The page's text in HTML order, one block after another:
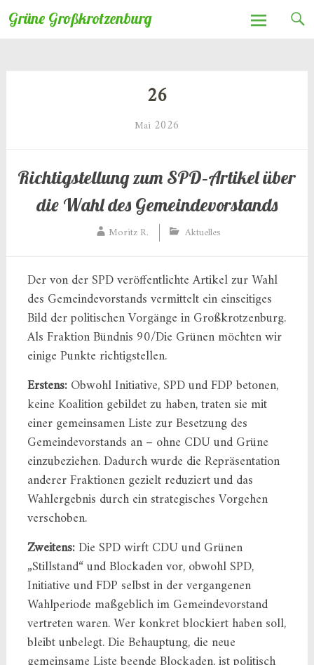
Zum
Inhalt
Grüne Großkrotzenburg
26
Mai 2026
Richtigstellung zum SPD‑Artikel über
die Wahl des Gemeindevorstands
Moritz R. Aktuelles
Der von der SPD veröffentlichte Artikel zur Wahl
des Gemeindevorstands vermittelt ein einseitiges
Bild der politischen Vorgänge in Großkrotzenburg.
Als Fraktion Bündnis 90/Die Grünen möchten wir
einige Punkte richtigstellen.
Erstens:Obwohl Initiative, SPD und FDP betonen,
keine Koalition gebildet zu haben, traten sie mit
einer gemeinsamen Liste zur Besetzung des
Gemeindevorstands an – ohne CDU und Grüne
einzubeziehen. Dadurch wurde die Repräsentation
anderer Fraktionen gezielt reduziert und das
Wahlergebnis durch ein strategisches Vorgehen
verschoben.
Zweitens:Die SPD wirft CDU und Grünen
„Stillstand“ und Blockaden vor, obwohl SPD,
Initiative und FDP selbst in der vergangenen
Wahlperiode maßgeblich im Gemeindevorstand
vertreten waren. Wer konkret blockiert haben soll,
bleibt unbelegt. Die Behauptung, die neue